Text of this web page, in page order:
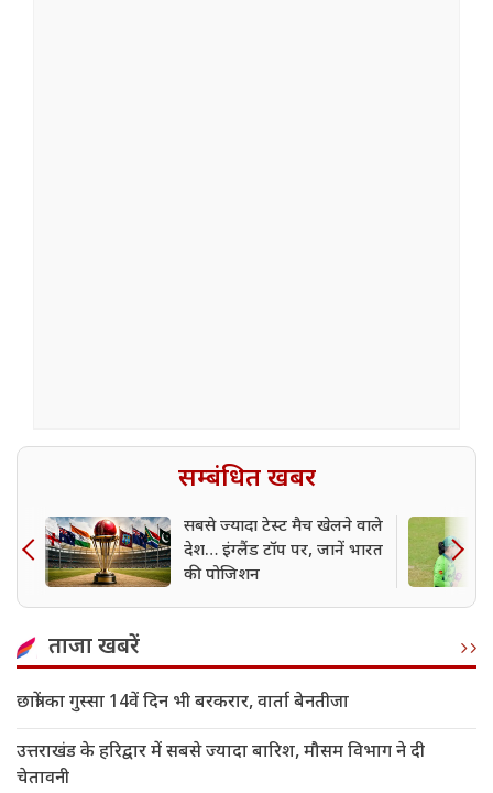
सम्बंधित खबर
सबसे ज्यादा टेस्ट मैच खेलने वाले
देश… इंग्लैंड टॉप पर, जानें भारत
की पोजिशन
ताजा खबरें
छात्रों का गुस्सा 14वें दिन भी बरकरार, वार्ता बेनतीजा
उत्तराखंड के हरिद्वार में सबसे ज्यादा बारिश, मौसम विभाग ने दी
चेतावनी